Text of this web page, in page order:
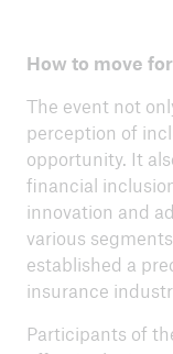
How to move
The event not
perception of
opportunity. It
financial
innovation and
various
established a
insurance
Participants of